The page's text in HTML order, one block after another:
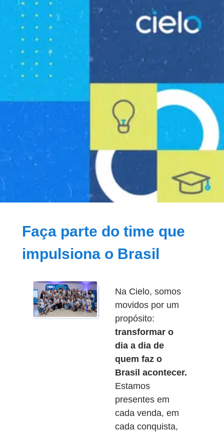
Faça parte do time que
impulsiona o Brasil
Na Cielo, somos
movidos por um
propósito:
transformar o
dia a dia de
quem faz o
Brasil acontecer.
Estamos
presentes em
cada venda, em
cada conquista,